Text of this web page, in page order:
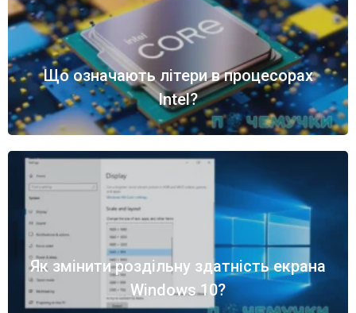
Що означають літери в процесорах
Intel?
Як змінити роздільну здатність екрана
Windows 10?